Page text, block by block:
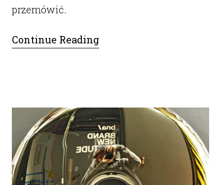
przemówić.
Continue Reading